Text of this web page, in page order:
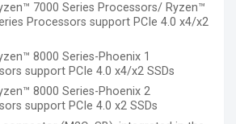
7000 Series Processors/ Ryzen™
Processors support PCIe 4.0 x4/x2
8000 Series-Phoenix 1
support PCIe 4.0 x4/x2 SSDs
8000 Series-Phoenix 2
support PCIe 4.0 x2 SSDs